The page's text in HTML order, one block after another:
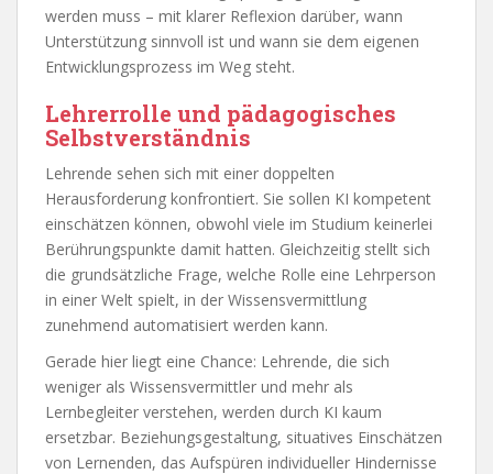
werden muss – mit klarer Reflexion darüber, wann
Unterstützung sinnvoll ist und wann sie dem eigenen
Entwicklungsprozess im Weg steht.
Lehrerrolle und pädagogisches
Selbstverständnis
Lehrende sehen sich mit einer doppelten
Herausforderung konfrontiert. Sie sollen KI kompetent
einschätzen können, obwohl viele im Studium keinerlei
Berührungspunkte damit hatten. Gleichzeitig stellt sich
die grundsätzliche Frage, welche Rolle eine Lehrperson
in einer Welt spielt, in der Wissensvermittlung
zunehmend automatisiert werden kann.
Gerade hier liegt eine Chance: Lehrende, die sich
weniger als Wissensvermittler und mehr als
Lernbegleiter verstehen, werden durch KI kaum
ersetzbar. Beziehungsgestaltung, situatives Einschätzen
von Lernenden, das Aufspüren individueller Hindernisse